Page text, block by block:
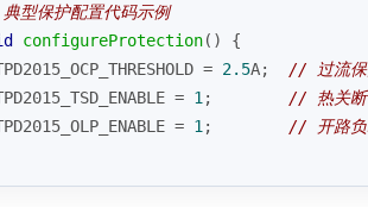
型保护配置代码示例
configureProtection()
{
=
2.5A; // 过流保
=
1 ; // 热关断
=
1 ; // 开路负